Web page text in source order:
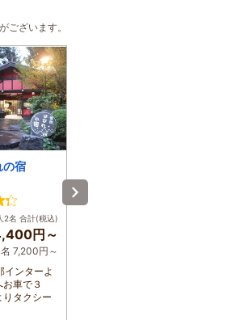
ございます。
宿
2名 合計(税込)
円～
7,200円～
インターよ
車で３
タクシー
川インター
3.7